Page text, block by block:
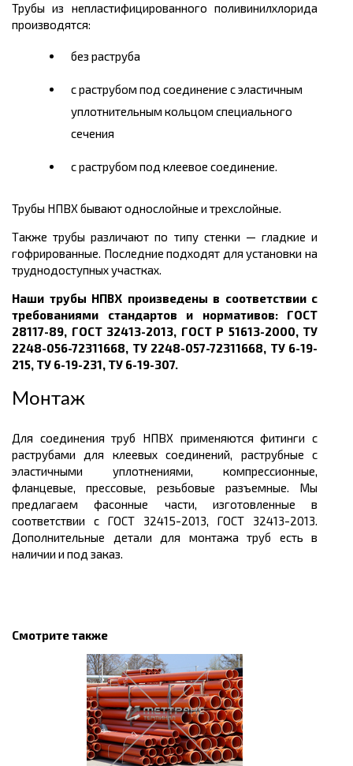
Трубы из непластифицированного поливинилхлорида
производятся:
без раструба
с раструбом под соединение с эластичным
уплотнительным кольцом специального
сечения
с раструбом под клеевое соединение.
Трубы НПВХ бывают однослойные и трехслойные.
Также трубы различают по типу стенки — гладкие и
гофрированные. Последние подходят для установки на
труднодоступных участках.
Наши трубы НПВХ произведены в соответствии с
требованиями стандартов и нормативов: ГОСТ
28117-89, ГОСТ 32413-2013, ГОСТ Р 51613-2000, ТУ
2248-056-72311668, ТУ 2248-057-72311668, ТУ 6-19-
215, ТУ 6-19-231, ТУ 6-19-307.
Монтаж
Для соединения труб НПВХ применяются фитинги с
раструбами для клеевых соединений, раструбные с
эластичными уплотнениями, компрессионные,
фланцевые, прессовые, резьбовые разъемные. Мы
предлагаем фасонные части, изготовленные в
соответствии с ГОСТ 32415-2013, ГОСТ 32413-2013.
Дополнительные детали для монтажа труб есть в
наличии и под заказ.
Смотрите также